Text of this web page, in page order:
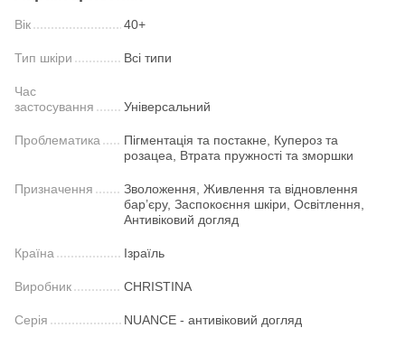
Вік 40+
Тип шкіри Всі типи
Час
застосування
Універсальний
Проблематика
Пігментація та постакне, Купероз та
розацеа, Втрата пружності та зморшки
Призначення
Зволоження, Живлення та відновлення
бар’єру, Заспокоєння шкіри, Освітлення,
Антивіковий догляд
Країна Ізраїль
Виробник CHRISTINA
Серія NUANCE - антивіковий догляд